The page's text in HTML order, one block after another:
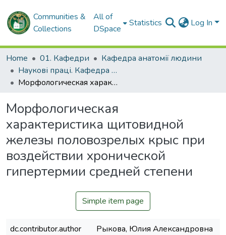
Communities &
Collections
All of
DSpace
Statistics Log In
Home 01. Кафедри
Кафедра анатомії людини
Наукові праці. Кафедра анатомії людини
Морфологическая характеристика щитовидной железы половозрелых крыс при воздействии хронической гипертермии средней степени
Морфологическая
характеристика щитовидной
железы половозрелых крыс при
воздействии хронической
гипертермии средней степени
Simple item page
dc.contributor.author
Рыкова, Юлия Александровна